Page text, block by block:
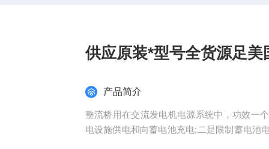
供应原装*型号全货源足美
产品简介
整流桥用在交流发电机电源系统中，功效一
电设施供电和向蓄电池充电;二是限制蓄电池